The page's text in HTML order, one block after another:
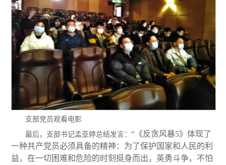
支部党员观看电影
最后，支部书记孟亚婷总结发言：“《反贪风暴5》体现了
一种共产党员必须具备的精神：为了保护国家和人民的利
益，在一切困难和危险的时刻挺身而出，英勇斗争，不怕